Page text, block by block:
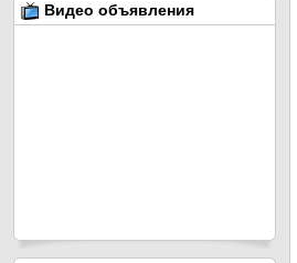
Видео объявления